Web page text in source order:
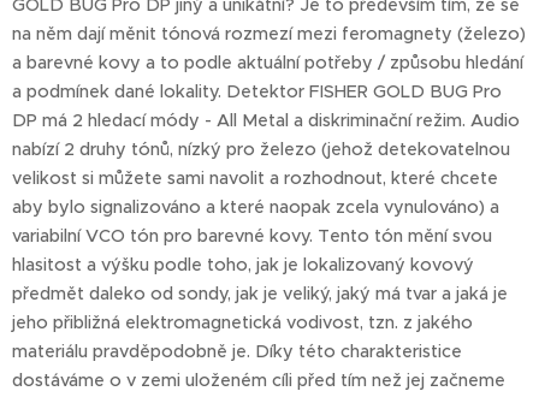
GOLD BUG Pro DP jiný a unikátní? Je to především tím, že se
na něm dají měnit tónová rozmezí mezi feromagnety (železo)
a barevné kovy a to podle aktuální potřeby / způsobu hledání
a podmínek dané lokality. Detektor FISHER GOLD BUG Pro
DP má 2 hledací módy - All Metal a diskriminační režim. Audio
nabízí 2 druhy tónů, nízký pro železo (jehož detekovatelnou
velikost si můžete sami navolit a rozhodnout, které chcete
aby bylo signalizováno a které naopak zcela vynulováno) a
variabilní VCO tón pro barevné kovy. Tento tón mění svou
hlasitost a výšku podle toho, jak je lokalizovaný kovový
předmět daleko od sondy, jak je veliký, jaký má tvar a jaká je
jeho přibližná elektromagnetická vodivost, tzn. z jakého
materiálu pravděpodobně je. Díky této charakteristice
dostáváme o v zemi uloženém cíli před tím než jej začneme